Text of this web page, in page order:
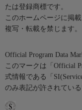
たは登録商標です。
このホームページに掲
複写・転載を禁じます。
Official Program Data
このマークは「Official
式情報である「
のみ表記が許されている